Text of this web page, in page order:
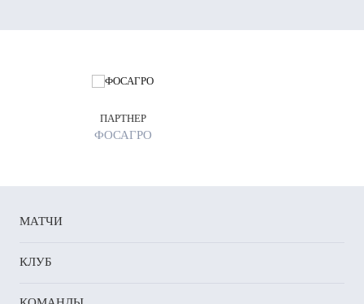
ПАРТНЕР
ФОСАГРО
МАТЧИ
КЛУБ